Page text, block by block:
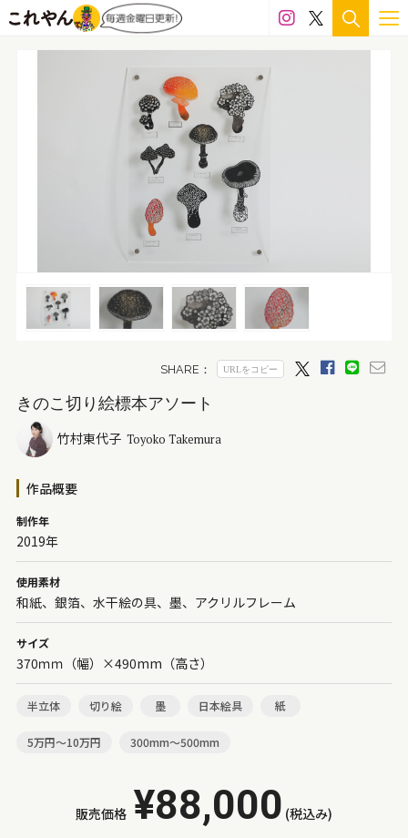
きのこ切り絵標本アソート
竹村東代子 Toyoko Takemura
作品概要
制作年
2019年
使用素材
和紙、銀箔、水干絵の具、墨、アクリルフレーム
サイズ
370ｍｍ（幅）×490mm（高さ）
半立体 切り絵 墨 日本絵具 紙
5万円～10万円 300mm～500mm
販売価格 ¥88,000 (税込み)